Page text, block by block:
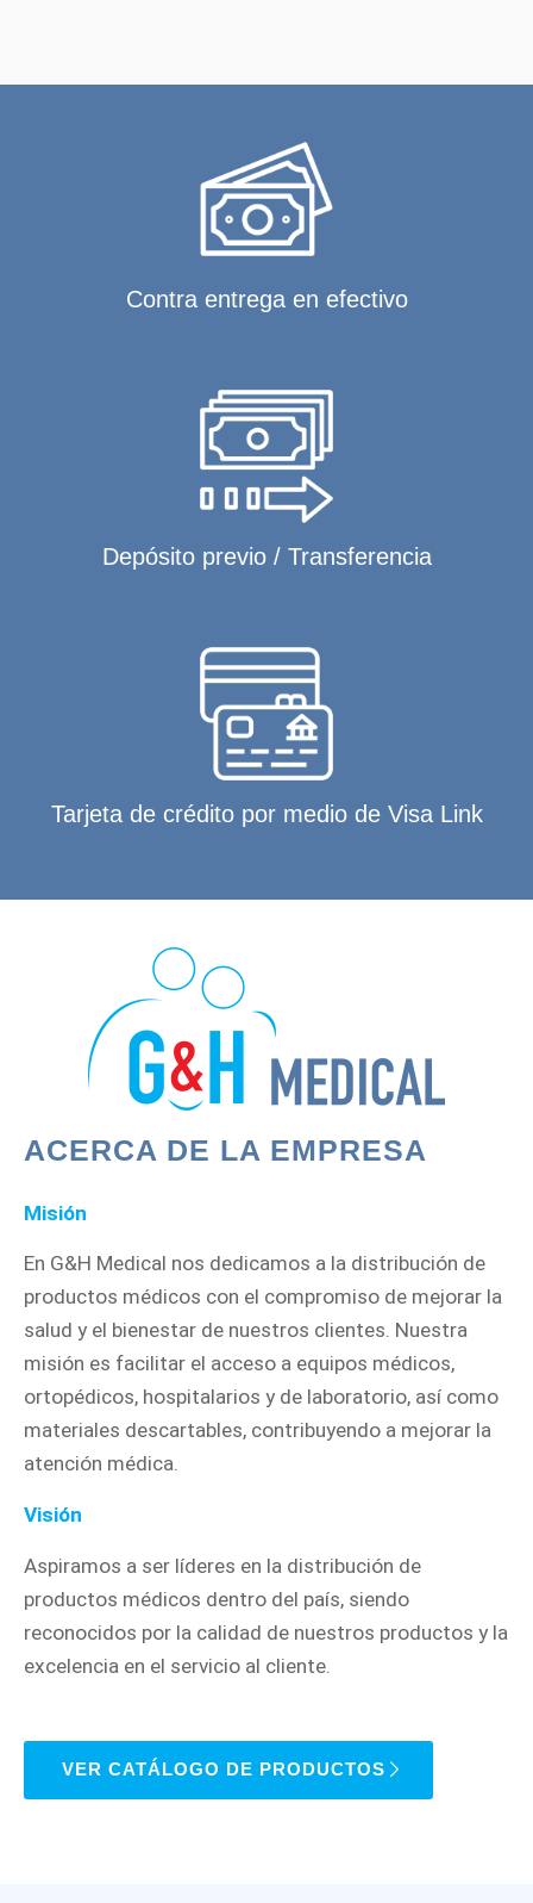
Contra entrega en efectivo
Depósito previo / Transferencia
Tarjeta de crédito por medio de Visa Link
ACERCA DE LA EMPRESA
Misión
En G&H Medical nos dedicamos a la distribución de
productos médicos con el compromiso de mejorar la
salud y el bienestar de nuestros clientes. Nuestra
misión es facilitar el acceso a equipos médicos,
ortopédicos, hospitalarios y de laboratorio, así como
materiales descartables, contribuyendo a mejorar la
atención médica.
Visión
Aspiramos a ser líderes en la distribución de
productos médicos dentro del país, siendo
reconocidos por la calidad de nuestros productos y la
excelencia en el servicio al cliente.
VER CATÁLOGO DE PRODUCTOS